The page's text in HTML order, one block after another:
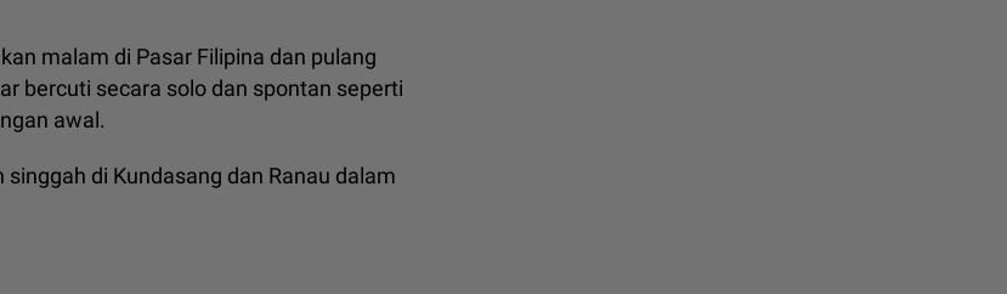
malam di Pasar Filipina dan pulang
bercuti secara solo dan spontan seperti
awal.
di Kundasang dan Ranau dalam